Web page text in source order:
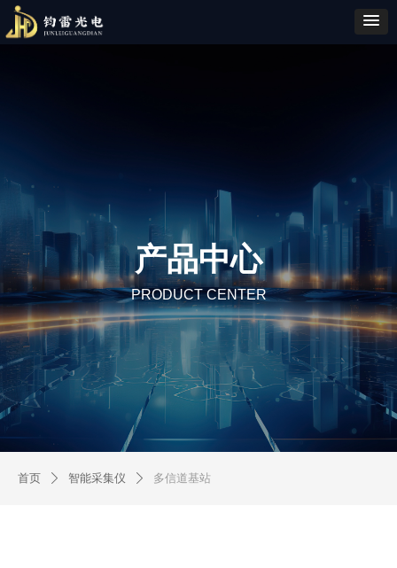
产品中心
PRODUCT CENTER
首页 ꄲ 智能采集仪 ꄲ 多信道基站